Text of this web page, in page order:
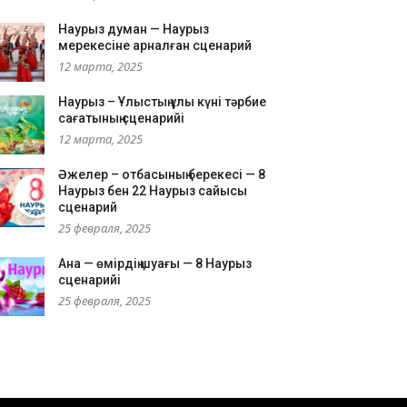
Наурыз думан — Наурыз
мерекесіне арналған сценарий
12 марта, 2025
Наурыз – Ұлыстың ұлы күні тәрбие
сағатының сценарийі
12 марта, 2025
Әжелер – отбасының берекесі — 8
Наурыз бен 22 Наурыз сайысы
сценарий
25 февраля, 2025
Ана — өмірдің шуағы — 8 Наурыз
сценарийі
25 февраля, 2025